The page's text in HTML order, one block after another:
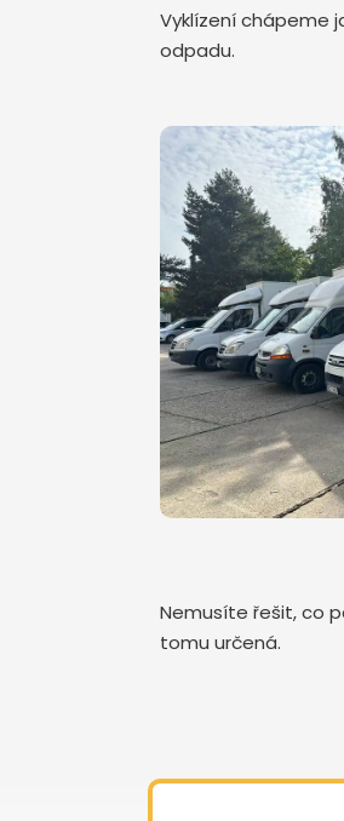
Vyklízení chápeme
odpadu.
Nemusíte řešit, co
tomu určená.